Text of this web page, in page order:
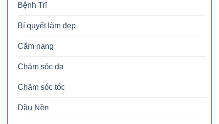
Bệnh Trĩ
Bí quyết làm đẹp
Cẩm nang
Chăm sóc da
Chăm sóc tóc
Dầu Nền